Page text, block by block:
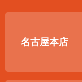
名古屋本店